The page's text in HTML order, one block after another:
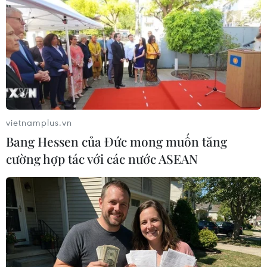
Chương trình Artemis được thiết kế nhằm đặt
nền móng cho việc xây dựng một căn cứ cố
định tại cực Nam Mặt trăng và phát triển công
nghệ đưa con người tiến tới sao Hỏa. Dù thế
nào, những nhiệm vụ có người điều khiển ở
môi trường khắc nghiệt như Mặt trăng sẽ đòi
hỏi một nguồn điện ổn định và dồi dào. “Trọng
lực và biến thiên nhiệt độ trên Mặt Trăng rất
khắc nghiệt. Ban ngày lên tới 100°C, ban đêm
gần như bằng 0 tuyệt đối. Tất cả thiết bị điện tử
phải chịu được bức xạ,” Lal cho biết.
Trong khi đó, Trung Quốc cũng có kế hoạch xây
căn cứ ở cực Nam Mặt trăng. Các cường quốc
nhắm tới khu vực này vì nó giàu tài nguyên và
băng đá, những yếu tố có thể hỗ trợ hoạt động
vietnamplus.vn
Bang Hessen của Đức mong muốn tăng
cường hợp tác với các nước ASEAN